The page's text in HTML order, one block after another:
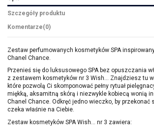
Szczegóły produktu
Komentarze(0)
Zestaw perfumowanych kosmetyków SPA
Chanel Chance.
Przenieś się do luksusowego SPA bez opuszczania
z zestawem kosmetyków nr 3 Wish… Znajdziesz tu
które pozwolą Ci skomponować pełny rytuał
miękką, aksamitną skórą i niezwykle kobiecą wonią
Chanel Chance. Odkręć jedno wieczko, by przekonać
czeka właśnie na Ciebie.
Zestaw kosmetyków SPA Wish… nr 3 zawiera: